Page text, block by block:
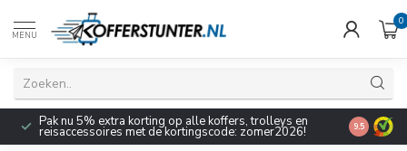
MENU
0
Pak nu 5% extra korting op alle koffers, trolleys en
reisaccessoires met de kortingscode: zomer2026! 9.5